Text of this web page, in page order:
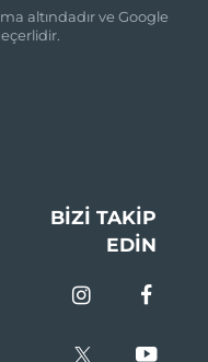
altındadır ve Google
BIZI TAKIP
EDIN